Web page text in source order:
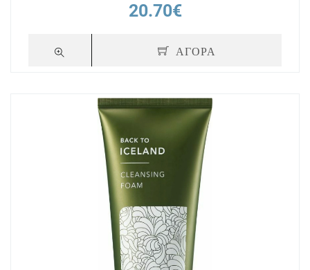
20.70€
ΑΓΟΡΑ